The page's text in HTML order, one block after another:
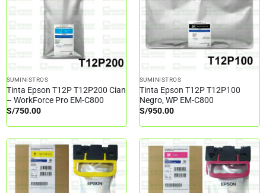
SUMINISTROS
Tinta Epson T12P T12P200 Cian
– WorkForce Pro EM-C800
S/750.00
SUMINISTROS
Tinta Epson T12P T12P100
Negro, WP EM-C800
S/950.00